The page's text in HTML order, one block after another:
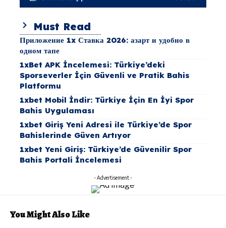
Must Read
Приложение 1x Ставка 2026: азарт и удобно в
одном тапе
1xBet APK İncelemesi: Türkiye’deki
Sporseverler İçin Güvenli ve Pratik Bahis
Platformu
1xbet Mobil İndir: Türkiye İçin En İyi Spor
Bahis Uygulaması
1xbet Giriş Yeni Adresi ile Türkiye’de Spor
Bahislerinde Güven Artıyor
1xbet Yeni Giriş: Türkiye’de Güvenilir Spor
Bahis Portali İncelemesi
- Advertisement -
You Might Also Like